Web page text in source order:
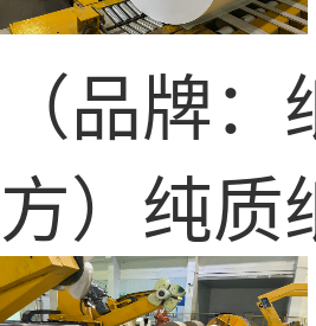
（品牌：
方）纯质